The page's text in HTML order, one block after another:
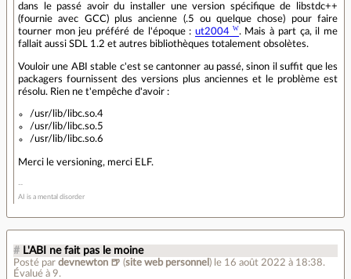
dans le passé avoir du installer une version spécifique de libstdc++
(fournie avec GCC) plus ancienne (.5 ou quelque chose) pour faire
tourner mon jeu préféré de l'époque : ut2004
. Mais à part ça, il me
fallait aussi SDL 1.2 et autres bibliothèques totalement obsolètes.
Vouloir une ABI stable c'est se cantonner au passé, sinon il suffit que les
packagers fournissent des versions plus anciennes et le problème est
résolu. Rien ne t'empêche d'avoir :
/usr/lib/libc.so.4
/usr/lib/libc.so.5
/usr/lib/libc.so.6
Merci le versioning, merci ELF.
AI is a mental disorder
# L'ABI ne fait pas le moine
Posté par devnewton 🍺 (site web personnel ) le 16 août 2022 à 18:38.
Évalué à 9.